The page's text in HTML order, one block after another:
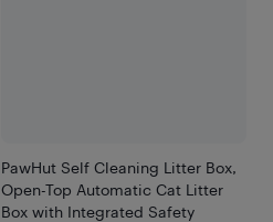
PawHut Self Cleaning Litter Box,
Open-Top Automatic Cat Litter
Box with Integrated Safety